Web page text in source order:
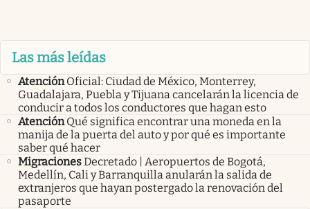
Las más leídas
Atención Oficial: Ciudad de México, Monterrey,
Guadalajara, Puebla y Tijuana cancelarán la licencia de
conducir a todos los conductores que hagan esto
Atención Qué significa encontrar una moneda en la
manija de la puerta del auto y por qué es importante
saber qué hacer
MigracionesDecretado | Aeropuertos de Bogotá,
Medellín, Cali y Barranquilla anularán la salida de
extranjeros que hayan postergado la renovación del
pasaporte